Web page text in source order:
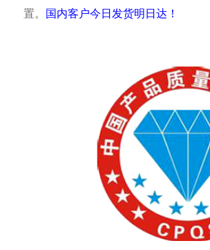
置。
国内客户今日发货明日达！